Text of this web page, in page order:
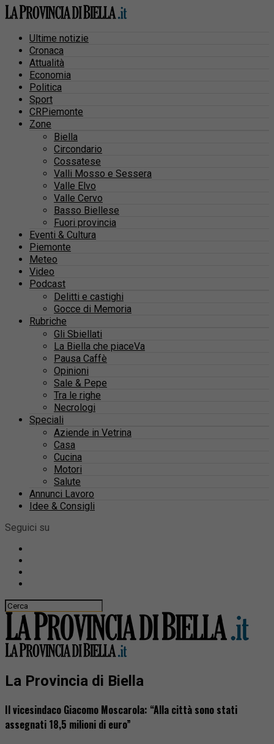
Ultime notizie
Cronaca
Attualità
Economia
Politica
Sport
CRPiemonte
Zone
Biella
Circondario
Cossatese
Valli Mosso e Sessera
Valle Elvo
Valle Cervo
Basso Biellese
Fuori provincia
Eventi & Cultura
Piemonte
Meteo
Video
Podcast
Delitti e castighi
Gocce di Memoria
Rubriche
Gli Sbiellati
La Biella che piaceVa
Pausa Caffè
Opinioni
Sale & Pepe
Tra le righe
Necrologi
Speciali
Aziende in Vetrina
Casa
Cucina
Motori
Salute
Annunci Lavoro
Idee & Consigli
Seguici su
La Provincia di Biella
Il vicesindaco Giacomo Moscarola: “Alla città sono stati
assegnati 18,5 milioni di euro”